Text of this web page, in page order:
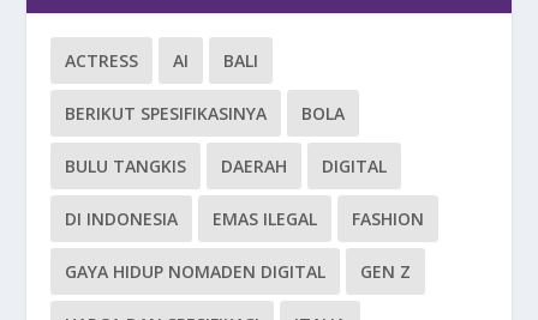
ACTRESS AI BALI
BERIKUT SPESIFIKASINYA BOLA
BULU TANGKIS DAERAH DIGITAL
DI INDONESIA EMAS ILEGAL FASHION
GAYA HIDUP NOMADEN DIGITAL GEN Z